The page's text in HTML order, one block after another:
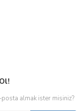
almak ister misiniz?